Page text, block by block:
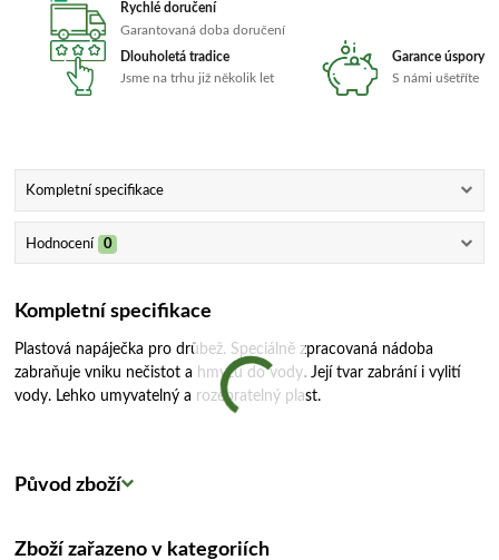
Rychlé doručení
Garantovaná doba doručení
Dlouholetá tradice
Jsme na trhu již několik let
Garance úspory
S námi ušetříte
Kompletní specifikace
Hodnocení 0
Kompletní specifikace
Plastová napáječka pro drůbež. Speciálně zpracovaná nádoba
zabraňuje vniku nečistot a hmyzu do vody. Její tvar zabrání i vylití
vody. Lehko umyvatelný a rozebratelný plast.
Původ zboží
Zboží zařazeno v kategoriích